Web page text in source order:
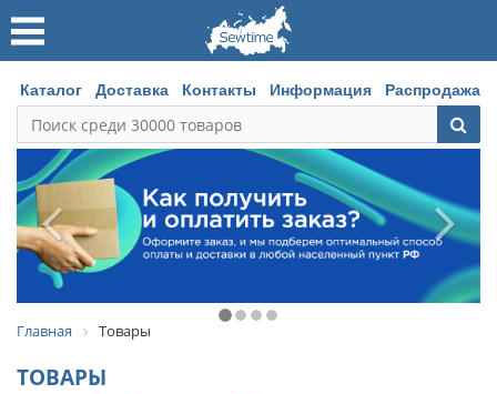
Каталог Доставка Контакты Информация Распродажа
Главная Товары
ТОВАРЫ